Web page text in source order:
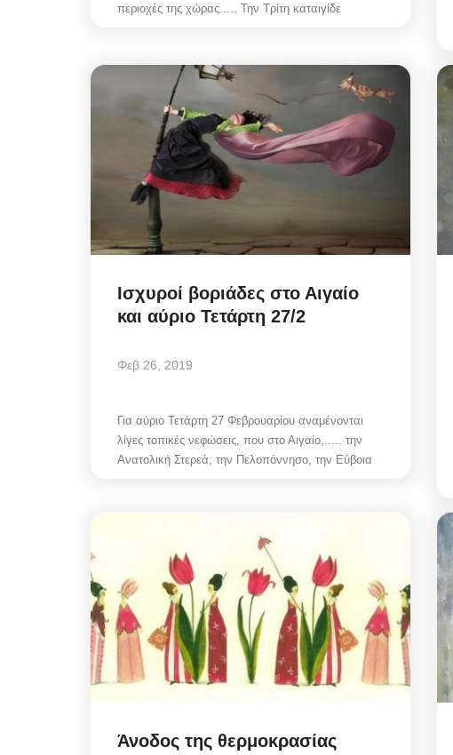
περιοχές της χώρας..... Την Τρίτη καταιγίδε
Ισχυροί βοριάδες στο Αιγαίο
και αύριο Τετάρτη 27/2
Φεβ 26, 2019
Για αύριο Τετάρτη 27 Φεβρουαρίου αναμένονται
λίγες τοπικές νεφώσεις, που στο Αιγαίο,..... την
Ανατολική Στερεά, την Πελοπόννησο, την Εύβοια
Άνοδος της θερμοκρασίας
Mykonos Δ.Ε.Υ.Α. Μυκόνου